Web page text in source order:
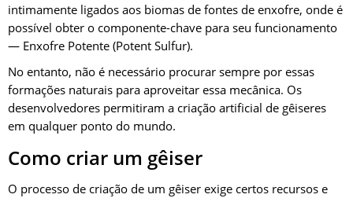
intimamente ligados aos biomas de fontes de enxofre, onde é
possível obter o componente-chave para seu funcionamento
— Enxofre Potente (Potent Sulfur).
No entanto, não é necessário procurar sempre por essas
formações naturais para aproveitar essa mecânica. Os
desenvolvedores permitiram a criação artificial de gêiseres
em qualquer ponto do mundo.
Como criar um gêiser
O processo de criação de um gêiser exige certos recursos e